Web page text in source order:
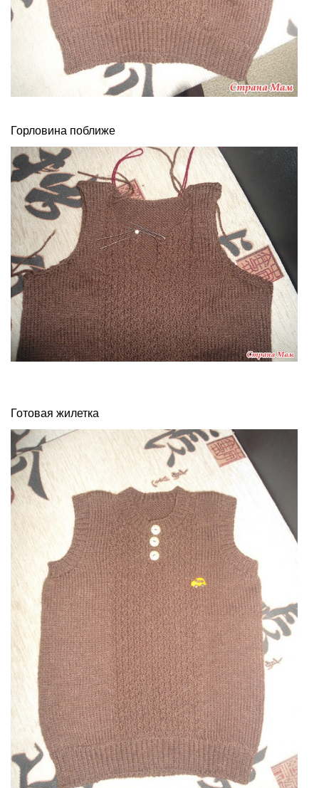
Горловина поближе
Готовая жилетка